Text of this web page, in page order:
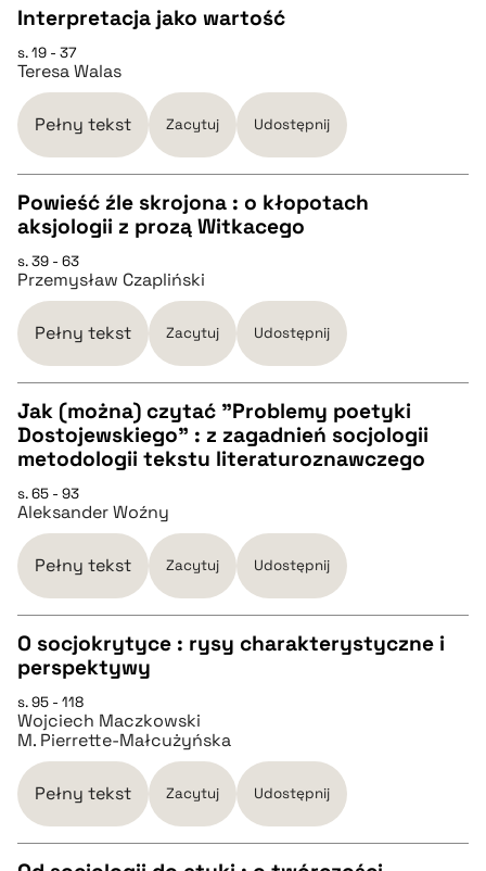
CZYSTY TEKST
pobierz cytat
BIBTEX
Interpretacja jako wartość
s. 19 - 37
Teresa Walas
Pełny tekst Zacytuj Udostępnij
CZYSTY TEKST
pobierz cytat
BIBTEX
pobierz cytat
Powieść źle skrojona : o kłopotach
aksjologii z prozą Witkacego
s. 39 - 63
Przemysław Czapliński
Pełny tekst Zacytuj Udostępnij
CZYSTY TEKST
pobierz cytat
BIBTEX
pobierz cytat
Jak (można) czytać "Problemy poetyki
Dostojewskiego" : z zagadnień socjologii
metodologii tekstu literaturoznawczego
s. 65 - 93
Aleksander Woźny
Pełny tekst Zacytuj Udostępnij
CZYSTY TEKST
pobierz cytat
O socjokrytyce : rysy charakterystyczne i
perspektywy
s. 95 - 118
Wojciech Maczkowski
M. Pierrette-Małcużyńska
Pełny tekst Zacytuj Udostępnij